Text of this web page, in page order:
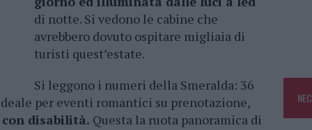
di notte. Si vedono le cabine che
avrebbero dovuto ospitare migliaia di
turisti quest’estate.
Si leggono i numeri della Smeralda: 36
per eventi romantici su prenotazione,
disabilità. Questa la ruota panoramica di